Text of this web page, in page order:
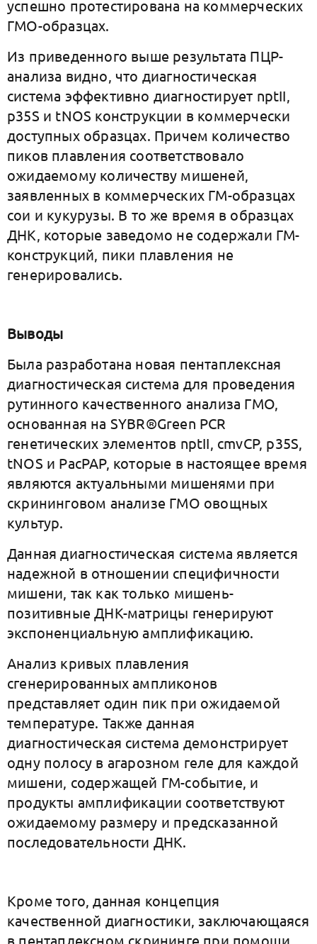
успешно протестирована на коммерческих
ГМО-образцах.
Из приведенного выше результата ПЦР-
анализа видно, что диагностическая
система эффективно диагностирует nptII,
p35S и tNOS конструкции в коммерчески
доступных образцах. Причем количество
пиков плавления соответствовало
ожидаемому количеству мишеней,
заявленных в коммерческих ГМ-образцах
сои и кукурузы. В то же время в образцах
ДНК, которые заведомо не содержали ГМ-
конструкций, пики плавления не
генерировались.
Выводы
Была разработана новая пентаплексная
диагностическая система для проведения
рутинного качественного анализа ГМО,
основанная на SYBR®Green PCR
генетических элементов nptII, cmvCP, p35S,
tNOS и PacPAP, которые в настоящее время
являются актуальными мишенями при
скрининговом анализе ГМО овощных
культур.
Данная диагностическая система является
надежной в отношении специфичности
мишени, так как только мишень-
позитивные ДНК-матрицы генерируют
экспоненциальную амплификацию.
Анализ кривых плавления
сгенерированных ампликонов
представляет один пик при ожидаемой
температуре. Также данная
диагностическая система демонстрирует
одну полосу в агарозном геле для каждой
мишени, содержащей ГМ-событие, и
продукты амплификации соответствуют
ожидаемому размеру и предсказанной
последовательности ДНК.
Кроме того, данная концепция
качественной диагностики, заключающаяся
в пентаплексном скрининге при помощи